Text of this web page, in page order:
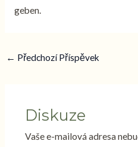
geben.
← Předchozí Příspěvek
Diskuze
Vaše e-mailová adresa